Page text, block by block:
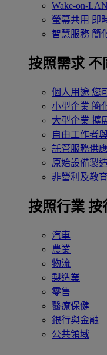
Wake-on-
螢幕共用 即
智慧服務 簡
按照需求 不
個人用途 您
小型企業 簡
大型企業 擴
自由工作者
託管服務供
原始設備製
非營利及教
按照行業 按
汽車
農業
物流
製造業
零售
醫療保健
銀行與金融
公共領域